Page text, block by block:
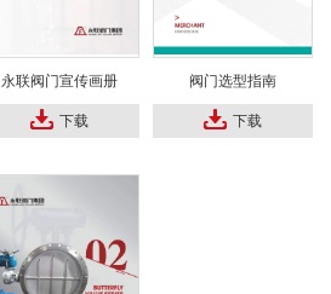
永联阀门宣传画册
下载
阀门选型指南
下载